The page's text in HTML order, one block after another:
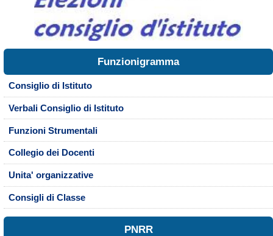
Funzionigramma
Consiglio di Istituto
Verbali Consiglio di Istituto
Funzioni Strumentali
Collegio dei Docenti
Unita' organizzative
Consigli di Classe
PNRR